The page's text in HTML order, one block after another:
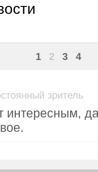
1 2 3 4
зритель
интересным,